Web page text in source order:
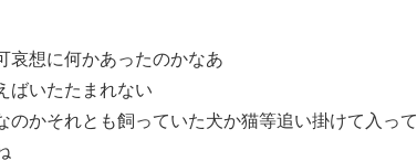
哀想に何かあったのかなあ
ばいたたまれない
のかそれとも飼っていた犬か猫等追い掛けて入っ